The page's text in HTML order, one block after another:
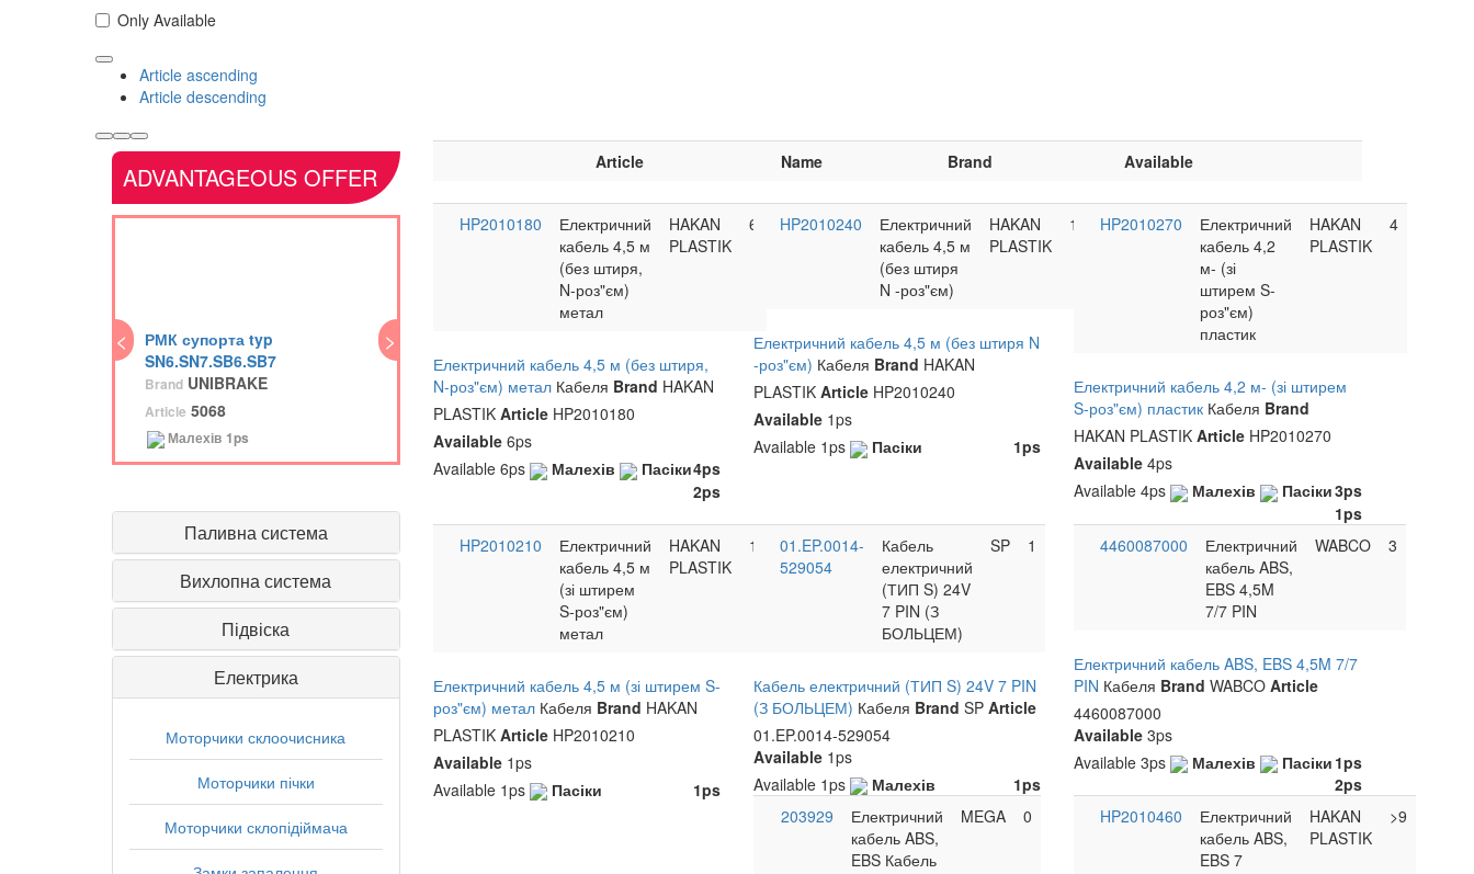
Only Available
Article ascending
Article descending
ADVANTAGEOUS OFFER
<
РМК супорта typ
SN6.SN7.SB6.SB7
Brand UNIBRAKE
Article 5068
Малехів 1ps
>
BrandTRUCKLINE
ArticleKO.07.028
Пасіки 1ps
Бризговик 65x210 см на
спарку ребристе
BrandAYMEKS
Article 42U1010
Малехів 4ps
> <
Ящик на інструмент
AYMEKS
42U2039
Малехів 5ps
2ps
H: 510
Brand
Article
Пасіки
Паливна система
Вихлопна система
Підвіска
Електрика
Моторчики склоочисника
Моторчики пічки
Моторчики склопідіймача
Article Name Brand Available
HP2010180
Електричний
кабель 4,5 м
(без штиря,
N-роз"єм)
метал
HAKAN
PLASTIK
6
Електричний кабель 4,5 м (без штиря,
N-роз"єм) метал Кабеля Brand HAKAN
PLASTIK ArticleHP2010180
Available6ps
Available 6ps Малехів 4ps
Пасіки
2ps
HP2010240
Електричний
кабель 4,5 м
(без штиря
N -роз"єм)
HAKAN
PLASTIK
1
Електричний кабель 4,5 м (без штиря N
-роз"єм) Кабеля Brand HAKAN
PLASTIK ArticleHP2010240
Available1ps
Available 1ps Пасіки 1ps
HP2010270
Електричний
кабель 4,2
м- (зі
штирем S-
роз"єм)
пластик
HAKAN
PLASTIK
4
Електричний кабель 4,2 м- (зі штирем
S-роз"єм) пластик Кабеля Brand
HAKAN PLASTIKArticle HP2010270
Available 4ps
Available4ps Малехів 3ps
Пасіки
1ps
HP2010210
Електричний
кабель 4,5 м
(зі штирем
S-роз"єм)
метал
HAKAN
PLASTIK
1
Електричний кабель 4,5 м (зі штирем S-
роз"єм) метал Кабеля Brand HAKAN
PLASTIK ArticleHP2010210
Available1ps
Available 1ps Пасіки 1ps
01.EP.0014-
529054
Кабель
електричний
(ТИП S) 24V
7 PIN (З
БОЛЬЦЕМ)
SP 1
Кабель електричний (ТИП S) 24V 7 PIN
(З БОЛЬЦЕМ) Кабеля Brand SP Article
01.EP.0014-529054
Available1ps
Available 1ps Малехів 1ps
4460087000
Електричний
кабель ABS,
EBS 4,5M
7/7 PIN
WABCO 3
Електричний кабель ABS, EBS 4,5M 7/7
PIN Кабеля Brand WABCOArticle
4460087000
Available 3ps
Available3ps Малехів 1ps
Пасіки
2ps
203929
Електричний
кабель ABS,
EBS Кабель
MEGA 0 HP2010460
Електричний
кабель ABS,
EBS 7
HAKAN
PLASTIK
>9